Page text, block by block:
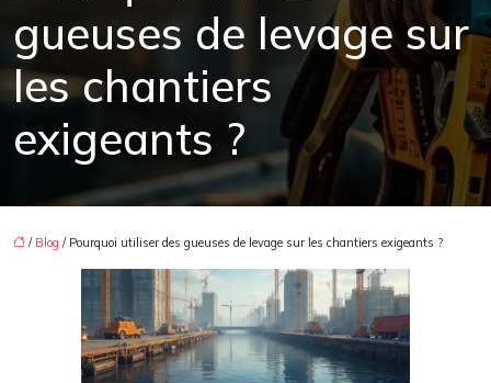
gueuses de levage sur
les chantiers
exigeants ?
/ Blog / Pourquoi utiliser des gueuses de levage sur les chantiers exigeants ?